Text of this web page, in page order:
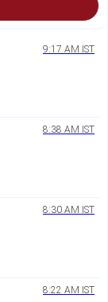
9:17 AM IST
8:38 AM IST
8:30 AM IST
8:22 AM IST